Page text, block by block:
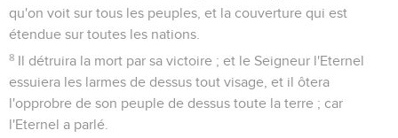
qu'on voit sur tous les peuples, et la couverture qui est
étendue sur toutes les nations.
8 Il détruira la mort par sa victoire ; et le Seigneur l'Eternel
essuiera les larmes de dessus tout visage, et il ôtera
l'opprobre de son peuple de dessus toute la terre ; car
l'Eternel a parlé.